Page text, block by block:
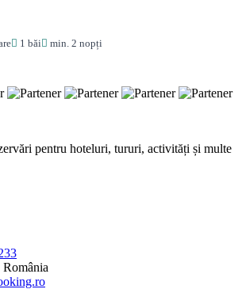
1 băi min. 2 nopți
pentru hoteluri, tururi, activități și multe